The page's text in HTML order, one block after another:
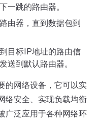
一跳的路由器。
由器，直到数据包到
目标IP地址的路由信
送到默认路由器。
的网络设备，它可以实
络安全、实现负载均衡
广泛应用于各种网络环